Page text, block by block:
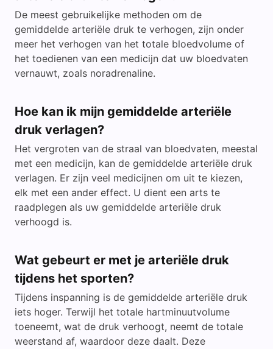
De meest gebruikelijke methoden om de
gemiddelde arteriële druk te verhogen, zijn onder
meer het verhogen van het totale bloedvolume of
het toedienen van een medicijn dat uw bloedvaten
vernauwt, zoals noradrenaline.
Hoe kan ik mijn gemiddelde arteriële
druk verlagen?
Het vergroten van de straal van bloedvaten, meestal
met een medicijn, kan de gemiddelde arteriële druk
verlagen. Er zijn veel medicijnen om uit te kiezen,
elk met een ander effect. U dient een arts te
raadplegen als uw gemiddelde arteriële druk
verhoogd is.
Wat gebeurt er met je arteriële druk
tijdens het sporten?
Tijdens inspanning is de gemiddelde arteriële druk
iets hoger. Terwijl het totale hartminuutvolume
toeneemt, wat de druk verhoogt, neemt de totale
weerstand af, waardoor deze daalt. Deze